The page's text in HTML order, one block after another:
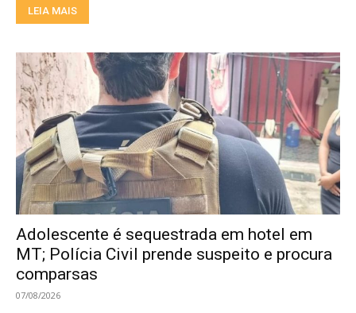
LEIA MAIS
Adolescente é sequestrada em hotel em
MT; Polícia Civil prende suspeito e procura
comparsas
07/08/2026